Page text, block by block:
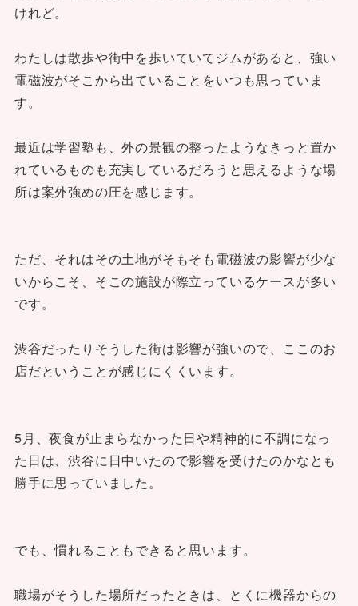
けれど。
わたしは散歩や街中を歩いていてジムがあると、強い
電磁波がそこから出ていることをいつも思っていま
す。
最近は学習塾も、外の景観の整ったようなきっと置か
れているものも充実しているだろうと思えるような場
所は案外強めの圧を感じます。
ただ、それはその土地がそもそも電磁波の影響が少な
いからこそ、そこの施設が際立っているケースが多い
です。
渋谷だったりそうした街は影響が強いので、ここのお
店だということが感じにくくいます。
5月、夜食が止まらなかった日や精神的に不調になっ
た日は、渋谷に日中いたので影響を受けたのかなとも
勝手に思っていました。
でも、慣れることもできると思います。
職場がそうした場所だったときは、とくに機器からの